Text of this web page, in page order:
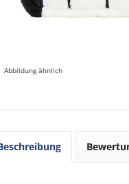
Abbildung ähnlich